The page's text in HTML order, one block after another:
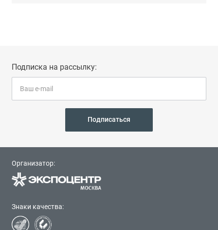
Подписка на рассылку:
Подписаться
Организатор:
Знаки качества: